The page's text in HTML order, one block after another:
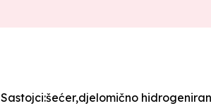
Sastojci:šećer,djelomično